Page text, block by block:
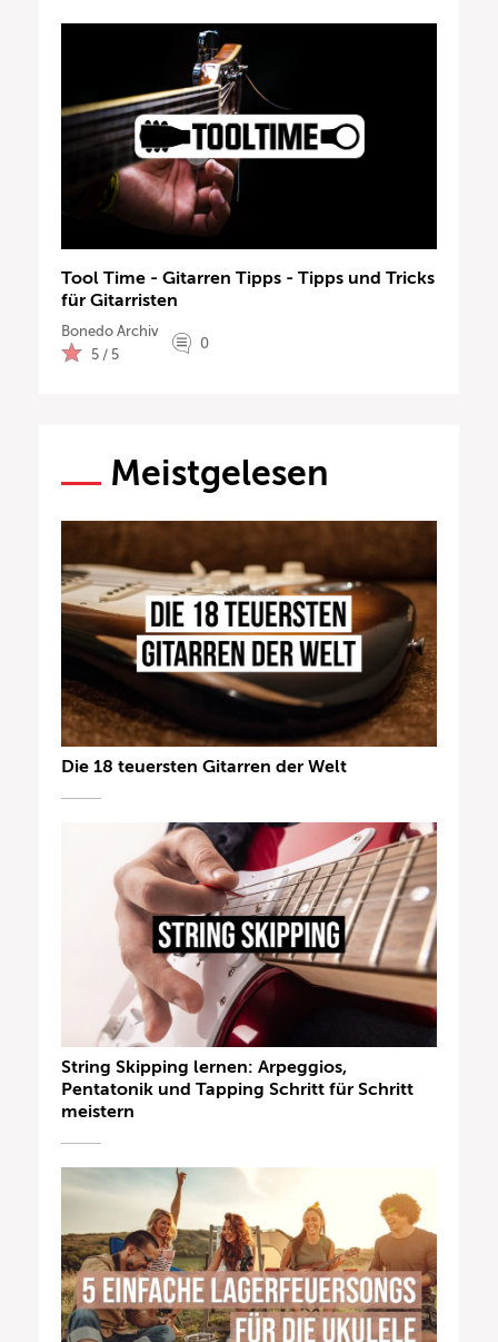
Tool Time - Gitarren Tipps - Tipps und Tricks
für Gitarristen
Bonedo Archiv
5 / 5
0
Meistgelesen
Die 18 teuersten Gitarren der Welt
String Skipping lernen: Arpeggios,
Pentatonik und Tapping Schritt für Schritt
meistern